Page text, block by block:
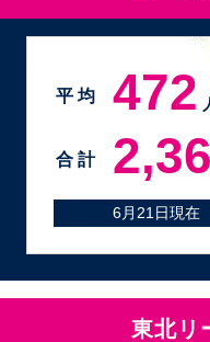
平 均 472
合 計
6月21日現在
東北リ